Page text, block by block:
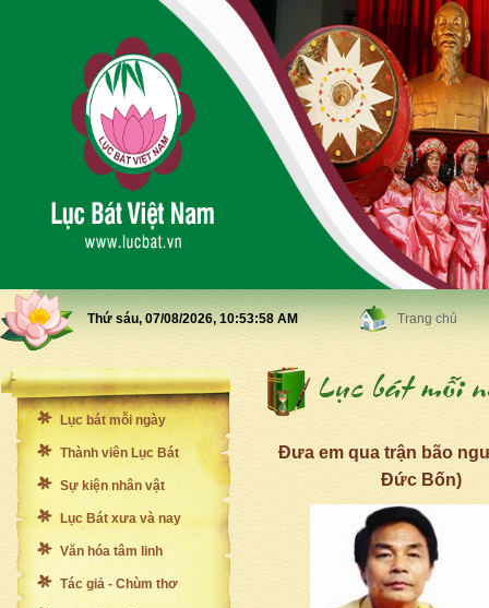
Thứ sáu, 07/08/2026, 10:54:0 AM Trang chủ
Lục bát mỗi ngày
Thành viên Lục Bát
Sự kiện nhân vật
Lục Bát xưa và nay
Văn hóa tâm linh
Tác giả - Chùm thơ
Đưa em qua trận bão
Đức Bốn)